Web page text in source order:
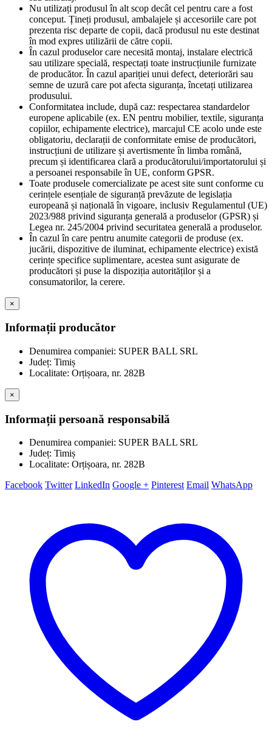
Nu utilizați produsul în alt scop decât cel pentru care a fost
conceput. Țineți produsul, ambalajele și accesoriile care pot
prezenta risc departe de copii, dacă produsul nu este destinat
în mod expres utilizării de către copii.
În cazul produselor care necesită montaj, instalare electrică
sau utilizare specială, respectați toate instrucțiunile furnizate
de producător. În cazul apariției unui defect, deteriorări sau
semne de uzură care pot afecta siguranța, încetați utilizarea
produsului.
Conformitatea include, după caz: respectarea standardelor
europene aplicabile (ex. EN pentru mobilier, textile, siguranța
copiilor, echipamente electrice), marcajul CE acolo unde este
obligatoriu, declarații de conformitate emise de producători,
instrucțiuni de utilizare și avertismente în limba română,
precum și identificarea clară a producătorului/importatorului și
a persoanei responsabile în UE, conform GPSR.
Toate produsele comercializate pe acest site sunt conforme cu
cerințele esențiale de siguranță prevăzute de legislația
europeană și națională în vigoare, inclusiv Regulamentul (UE)
2023/988 privind siguranța generală a produselor (GPSR) și
Legea nr. 245/2004 privind securitatea generală a produselor.
În cazul în care pentru anumite categorii de produse (ex.
jucării, dispozitive de iluminat, echipamente electrice) există
cerințe specifice suplimentare, acestea sunt asigurate de
producători și puse la dispoziția autorităților și a
consumatorilor, la cerere.
×
Informații producător
Denumirea companiei: SUPER BALL SRL
Județ: Timiș
Localitate: Orțișoara, nr. 282B
×
Informații persoană responsabilă
Denumirea companiei: SUPER BALL SRL
Județ: Timiș
Localitate: Orțișoara, nr. 282B
Facebook Twitter LinkedIn Google + Pinterest Email WhatsApp